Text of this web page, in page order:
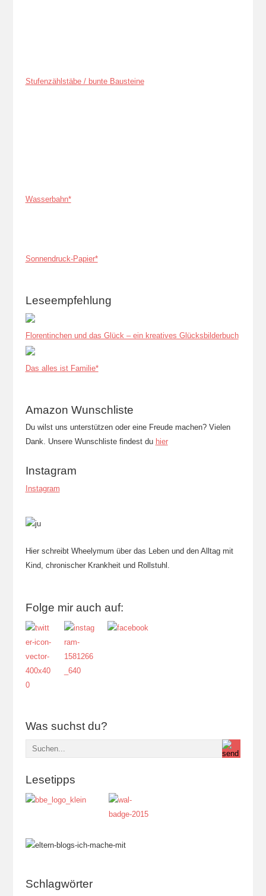
Stufenzählstäbe / bunte Bausteine
Wasserbahn*
Sonnendruck-Papier*
Leseempfehlung
Florentinchen und das Glück – ein kreatives Glücksbilderbuch
Das alles ist Familie*
Amazon Wunschliste
Du wilst uns unterstützen oder eine Freude machen? Vielen
Dank. Unsere Wunschliste findest du hier
Instagram
Instagram
Hier schreibt Wheelymum über das Leben und den Alltag mit
Kind, chronischer Krankheit und Rollstuhl.
Folge mir auch auf:
Was suchst du?
Lesetipps
Schlagwörter